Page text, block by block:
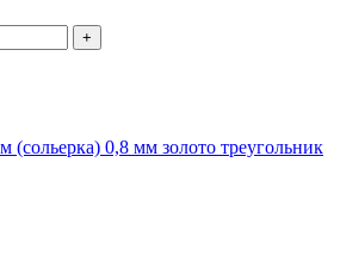
+
(сольерка) 0,8 мм золото треугольник